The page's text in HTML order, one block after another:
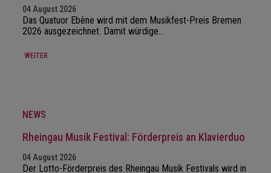
04 August 2026
Das Quatuor Ebène wird mit dem Musikfest-Preis Bremen
2026 ausgezeichnet. Damit würdige…
WEITER
NEWS
Rheingau Musik Festival: Förderpreis an Klavierduo
04 August 2026
Der Lotto-Förderpreis des Rheingau Musik Festivals wird in